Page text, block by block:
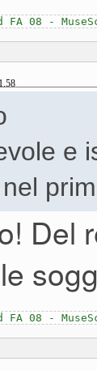
FA 08 -
e
Del
FA 08 -